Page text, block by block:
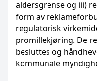
aldersgrense og iii)
form av
regulatorisk
promillekjøring. De
besluttes og
kommunale